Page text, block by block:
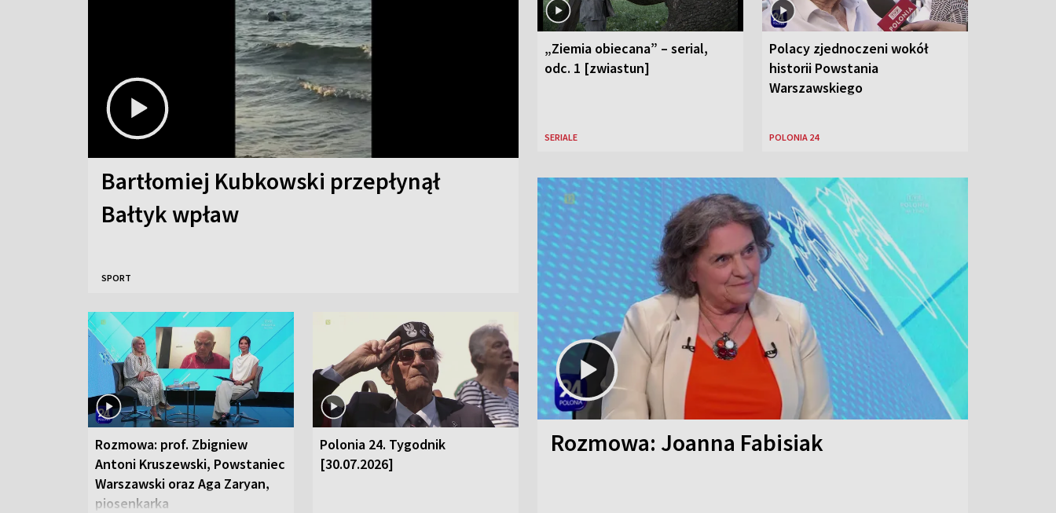
Bartłomiej Kubkowski przepłynął
Bałtyk wpław
SPORT
„Ziemia obiecana” – serial,
odc. 1 [zwiastun]
SERIALE
Polacy zjednoczeni wokół
historii Powstania
Warszawskiego
POLONIA 24
Rozmowa: prof. Zbigniew
Antoni Kruszewski, Powstaniec
Warszawski oraz Aga Zaryan,
piosenkarka
Polonia 24. Tygodnik
[30.07.2026]
Rozmowa: Joanna Fabisiak